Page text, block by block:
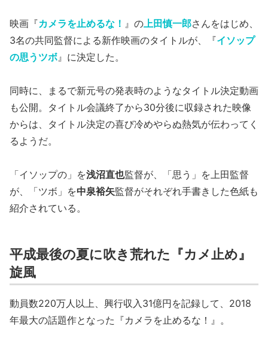
映画『カメラを止めるな！ 』の上田慎一郎さんをはじめ、
3名の共同監督による新作映画のタイトルが、『イソップ
の思うツボ』に決定した。
同時に、まるで新元号の発表時のようなタイトル決定動画
も公開。タイトル会議終了から30分後に収録された映像
からは、タイトル決定の喜び冷めやらぬ熱気が伝わってく
るようだ。
「イソップの」を浅沼直也監督が、「思う」を上田監督
が、「ツボ」を中泉裕矢監督がそれぞれ手書きした色紙も
紹介されている。
平成最後の夏に吹き荒れた『カメ止め』
旋風
動員数220万人以上、興行収入31億円を記録して、2018
年最大の話題作となった『カメラを止めるな！』。